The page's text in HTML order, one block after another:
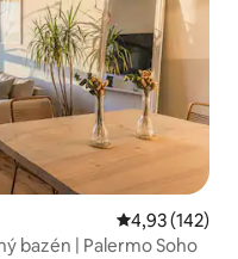
Priemerné
4,93 (142)
bazén | Palermo Soho